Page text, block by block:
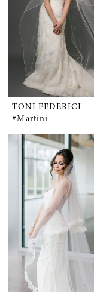
TONI FEDERICI
#Martini